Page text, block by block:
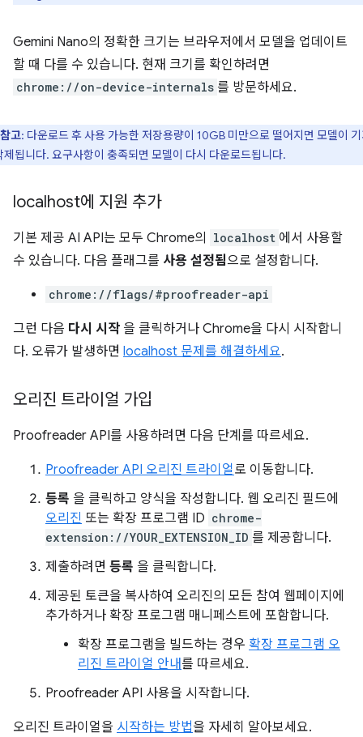
Gemini Nano의 정확한 크기는 브라우저에서 모델을 업데이트
할 때 다를 수 있습니다. 현재 크기를 확인하려면
chrome://on-device-internals 를 방문하세요.
참고: 다운로드 후 사용 가능한 저장용량이 10GB 미만으로 떨어지면 모델이
제됩니다. 요구사항이 충족되면 모델이 다시 다운로드됩니다.
localhost에 지원 추가
기본 제공 AI API는 모두 Chrome의 localhost 에서 사용할
수 있습니다. 다음 플래그를 사용 설정됨으로 설정합니다.
chrome://flags/#proofreader-api
그런 다음 다시 시작 을 클릭하거나 Chrome을 다시 시작합니
다. 오류가 발생하면 localhost 문제를 해결하세요.
오리진 트라이얼 가입
Proofreader API를 사용하려면 다음 단계를 따르세요.
Proofreader API 오리진 트라이얼로 이동합니다.
등록 을 클릭하고 양식을 작성합니다. 웹 오리진 필드에
오리진 또는 확장 프로그램 ID chrome-
extension://YOUR_EXTENSION_ID 를 제공합니다.
제출하려면 등록 을 클릭합니다.
제공된 토큰을 복사하여 오리진의 모든 참여 웹페이지에
추가하거나 확장 프로그램 매니페스트에 포함합니다.
확장 프로그램을 빌드하는 경우 확장 프로그램 오
리진 트라이얼 안내를 따르세요.
Proofreader API 사용을 시작합니다.
오리진 트라이얼을 시작하는 방법을 자세히 알아보세요.